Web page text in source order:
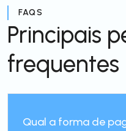
FAQS
Principais
frequentes
Qual a forma de